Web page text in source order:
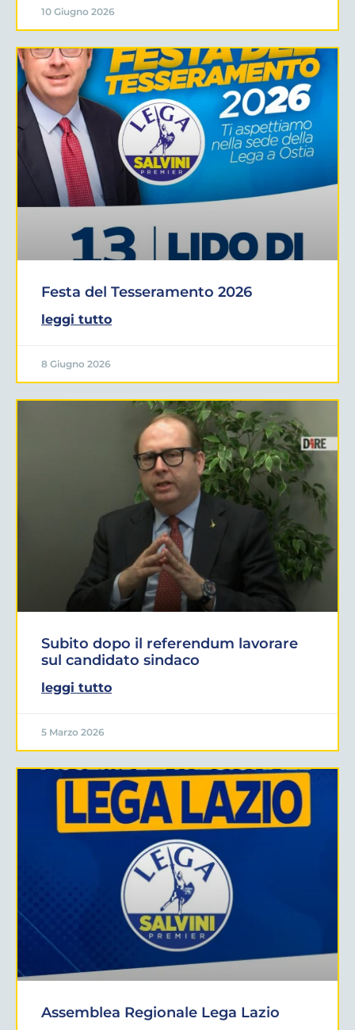
10 Giugno 2026
Festa del Tesseramento 2026
leggi tutto
8 Giugno 2026
Subito dopo il referendum lavorare
sul candidato sindaco
leggi tutto
5 Marzo 2026
Assemblea Regionale Lega Lazio